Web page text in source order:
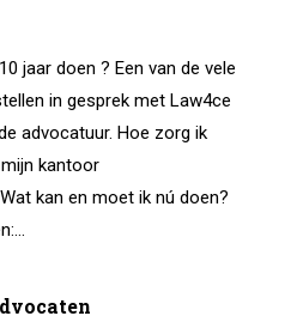
jaar doen ? Een van de vele
in gesprek met Law4ce
advocatuur. Hoe zorg ik
kantoor
kan en moet ik nú doen?